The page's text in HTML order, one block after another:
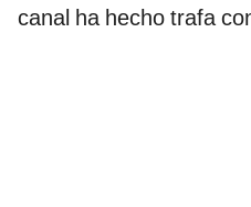
canal ha hecho trafa